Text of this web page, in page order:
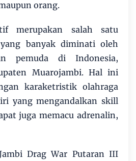
orang.
merupakan salah satu
banyak diminati oleh
pemuda di Indonesia,
Muarojambi. Hal ini
karaketristik olahraga
yang mengandalkan skill
juga memacu adrenalin,
Drag War Putaran III